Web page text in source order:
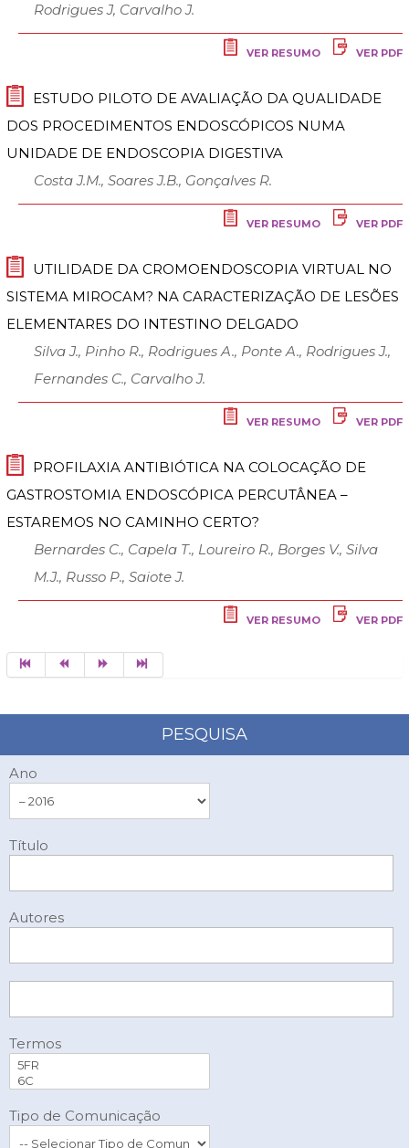
Rodrigues J, Carvalho J.
VER RESUMO VER PDF
ESTUDO PILOTO DE AVALIAÇÃO DA QUALIDADE
DOS PROCEDIMENTOS ENDOSCÓPICOS NUMA
UNIDADE DE ENDOSCOPIA DIGESTIVA
Costa J.M., Soares J.B., Gonçalves R.
VER RESUMO VER PDF
UTILIDADE DA CROMOENDOSCOPIA VIRTUAL NO
SISTEMA MIROCAM? NA CARACTERIZAÇÃO DE LESÕES
ELEMENTARES DO INTESTINO DELGADO
Silva J., Pinho R., Rodrigues A., Ponte A., Rodrigues J.,
Fernandes C., Carvalho J.
VER RESUMO VER PDF
PROFILAXIA ANTIBIÓTICA NA COLOCAÇÃO DE
GASTROSTOMIA ENDOSCÓPICA PERCUTÂNEA –
ESTAREMOS NO CAMINHO CERTO?
Bernardes C., Capela T., Loureiro R., Borges V., Silva
M.J., Russo P., Saiote J.
VER RESUMO VER PDF
PESQUISA
Ano
Título
Autores
Termos
Tipo de Comunicação